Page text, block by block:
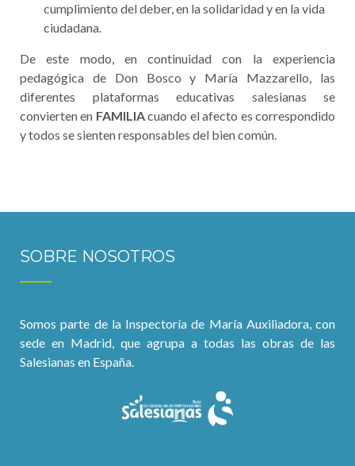
cumplimiento del deber, en la solidaridad y en la vida
ciudadana.
De este modo, en continuidad con la experiencia
pedagógica de Don Bosco y María Mazzarello, las
diferentes plataformas educativas salesianas se
convierten en FAMILIAcuando el afecto es correspondido
y todos se sienten responsables del bien común.
SOBRE NOSOTROS
Somos parte de la Inspectoría de María Auxiliadora, con
sede en Madrid, que agrupa a todas las obras de las
Salesianas en España.